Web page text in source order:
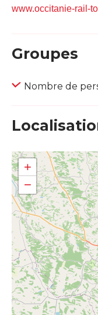
www.occitanie-rail-
Groupes
Nombre de
+
−